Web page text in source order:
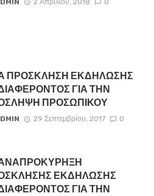
ΠΡΟΣΚΛΗΣΗ ΕΚΔΗΛΩΣΗΣ
ΓΙΑ ΤΗΝ
ΠΡΟΣΩΠΙΚΟΥ
29 Σεπτεμβρίου, 2017 0
ΕΚΔΗΛΩΣΗΣ
ΓΙΑ ΤΗΝ